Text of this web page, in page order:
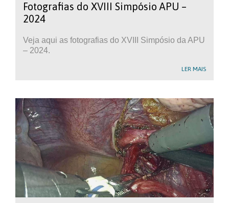
Fotografias do XVIII Simpósio APU –
2024
Veja aqui as fotografias do XVIII Simpósio da APU
– 2024.
LER MAIS